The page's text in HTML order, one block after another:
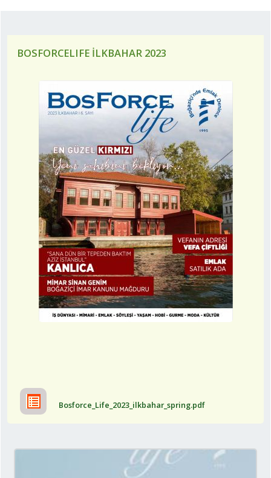
BOSFORCELIFE İLKBAHAR 2023
Bosforce_Life_2023_ilkbahar_spring.pdf